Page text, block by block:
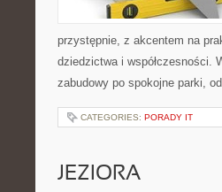
przystępnie, z akcentem na
dziedzictwa i współczesności.
zabudowy po spokojne parki,
CATEGORIES: PORADY IT
JEZIORA